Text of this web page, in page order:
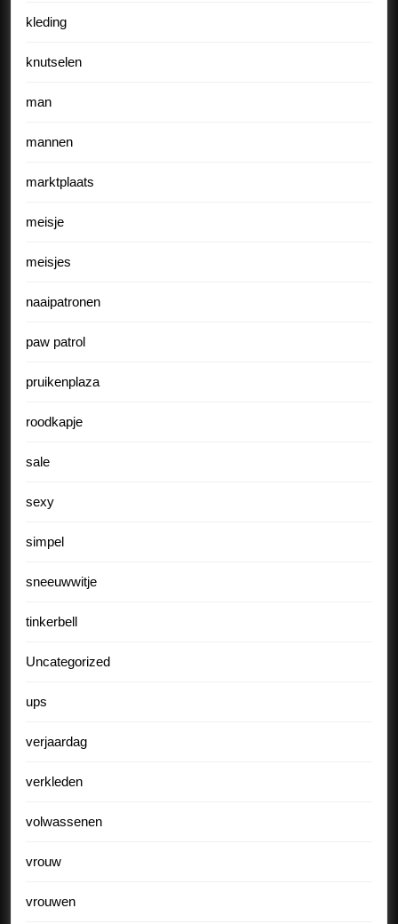
kleding
knutselen
man
mannen
marktplaats
meisje
meisjes
naaipatronen
paw patrol
pruikenplaza
roodkapje
sale
sexy
simpel
sneeuwwitje
tinkerbell
Uncategorized
ups
verjaardag
verkleden
volwassenen
vrouw
vrouwen